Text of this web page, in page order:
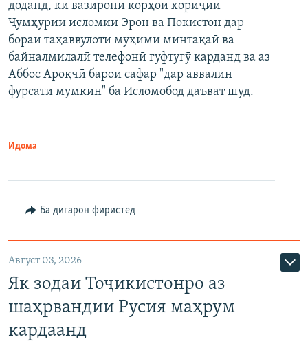
доданд, ки вазирони корҳои хориҷии
Ҷумҳурии исломии Эрон ва Покистон дар
бораи таҳаввулоти муҳими минтақаӣ ва
байналмилалӣ телефонӣ гуфтугӯ карданд ва аз
Аббос Ароқчӣ барои сафар "дар аввалин
фурсати мумкин" ба Исломобод даъват шуд.
Идома
Ба дигарон фиристед
Август 03, 2026
Як зодаи Тоҷикистонро аз
шаҳрвандии Русия маҳрум
кардаанд